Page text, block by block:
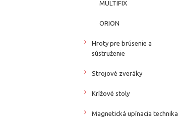
MULTIFIX
ORION
Hroty pre brúsenie a
sústruženie
Strojové zveráky
Krížové stoly
Magnetická upínacia technika